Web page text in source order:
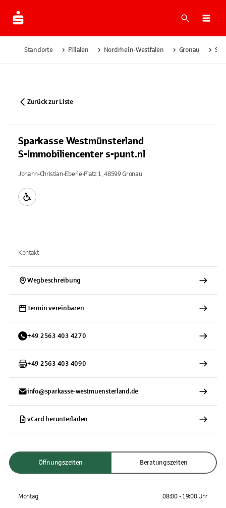
Suche
Standorte Filialen Nordrhein-Westfalen Gronau
Zurück zur Liste
Sparkasse Westmünsterland
S-Immobiliencenter s-punt.nl
Johann-Christian-Eberle-Platz 1, 48599 Gronau
Kontakt
Wegbeschreibung
Termin vereinbaren
+49 2563 403 4270
+49 2563 403 4090
info@sparkasse-westmuensterland.de
vCard herunterladen
Öffnungszeiten Beratungszeiten
Montag 08:00 - 19:00 Uhr